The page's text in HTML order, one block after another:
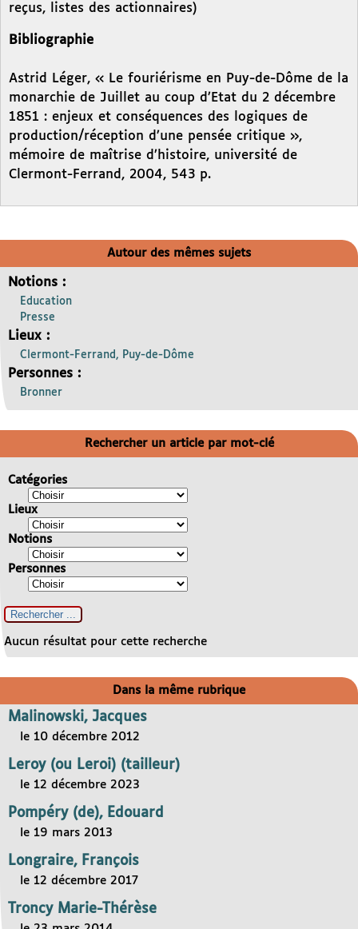
reçus, listes des actionnaires)
Bibliographie
Astrid Léger, « Le fouriérisme en Puy-de-Dôme de la
monarchie de Juillet au coup d’Etat du 2 décembre
1851 : enjeux et conséquences des logiques de
production/réception d’une pensée critique »,
mémoire de maîtrise d’histoire, université de
Clermont-Ferrand, 2004, 543 p.
Autour des mêmes sujets
Notions :
Education
Presse
Lieux :
Clermont-Ferrand, Puy-de-Dôme
Personnes :
Bronner
Rechercher un article par mot-clé
Catégories
Lieux
Notions
Personnes
Aucun résultat pour cette recherche
Dans la même rubrique
Malinowski, Jacques
le 10 décembre 2012
Leroy (ou Leroi) (tailleur)
le 12 décembre 2023
Pompéry (de), Edouard
le 19 mars 2013
Longraire, François
le 12 décembre 2017
Troncy Marie-Thérèse